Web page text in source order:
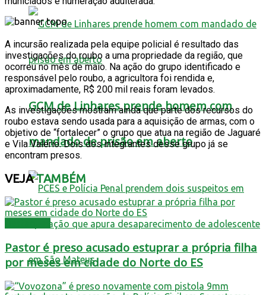
GCM de Linhares prende homem com
mandado de prisão em aberto
A incursão realizada pela equipe policial é resultado das
investigações do roubo a uma propriedade da região, que
ocorreu no mês de maio. Na ação do grupo identificado e
responsável pelo roubo, a agricultora foi rendida e,
aproximadamente, R$ 200 mil reais foram levados.
As investigações mostram ainda que parte dos recursos do
roubo estava sendo usada para a aquisição de armas, com o
objetivo de “fortalecer” o grupo que atua na região de Jaguaré
e Vila Valério. Dois dos integrantes desse grupo já se
encontram presos.
VEJATAMBÉM
Pastor é preso acusado estuprar a própria filha
por meses em cidade do Norte do ES